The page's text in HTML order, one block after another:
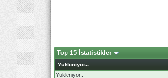
Top 15 İstatistikler
Yükleniyor...
Yükleniyor...